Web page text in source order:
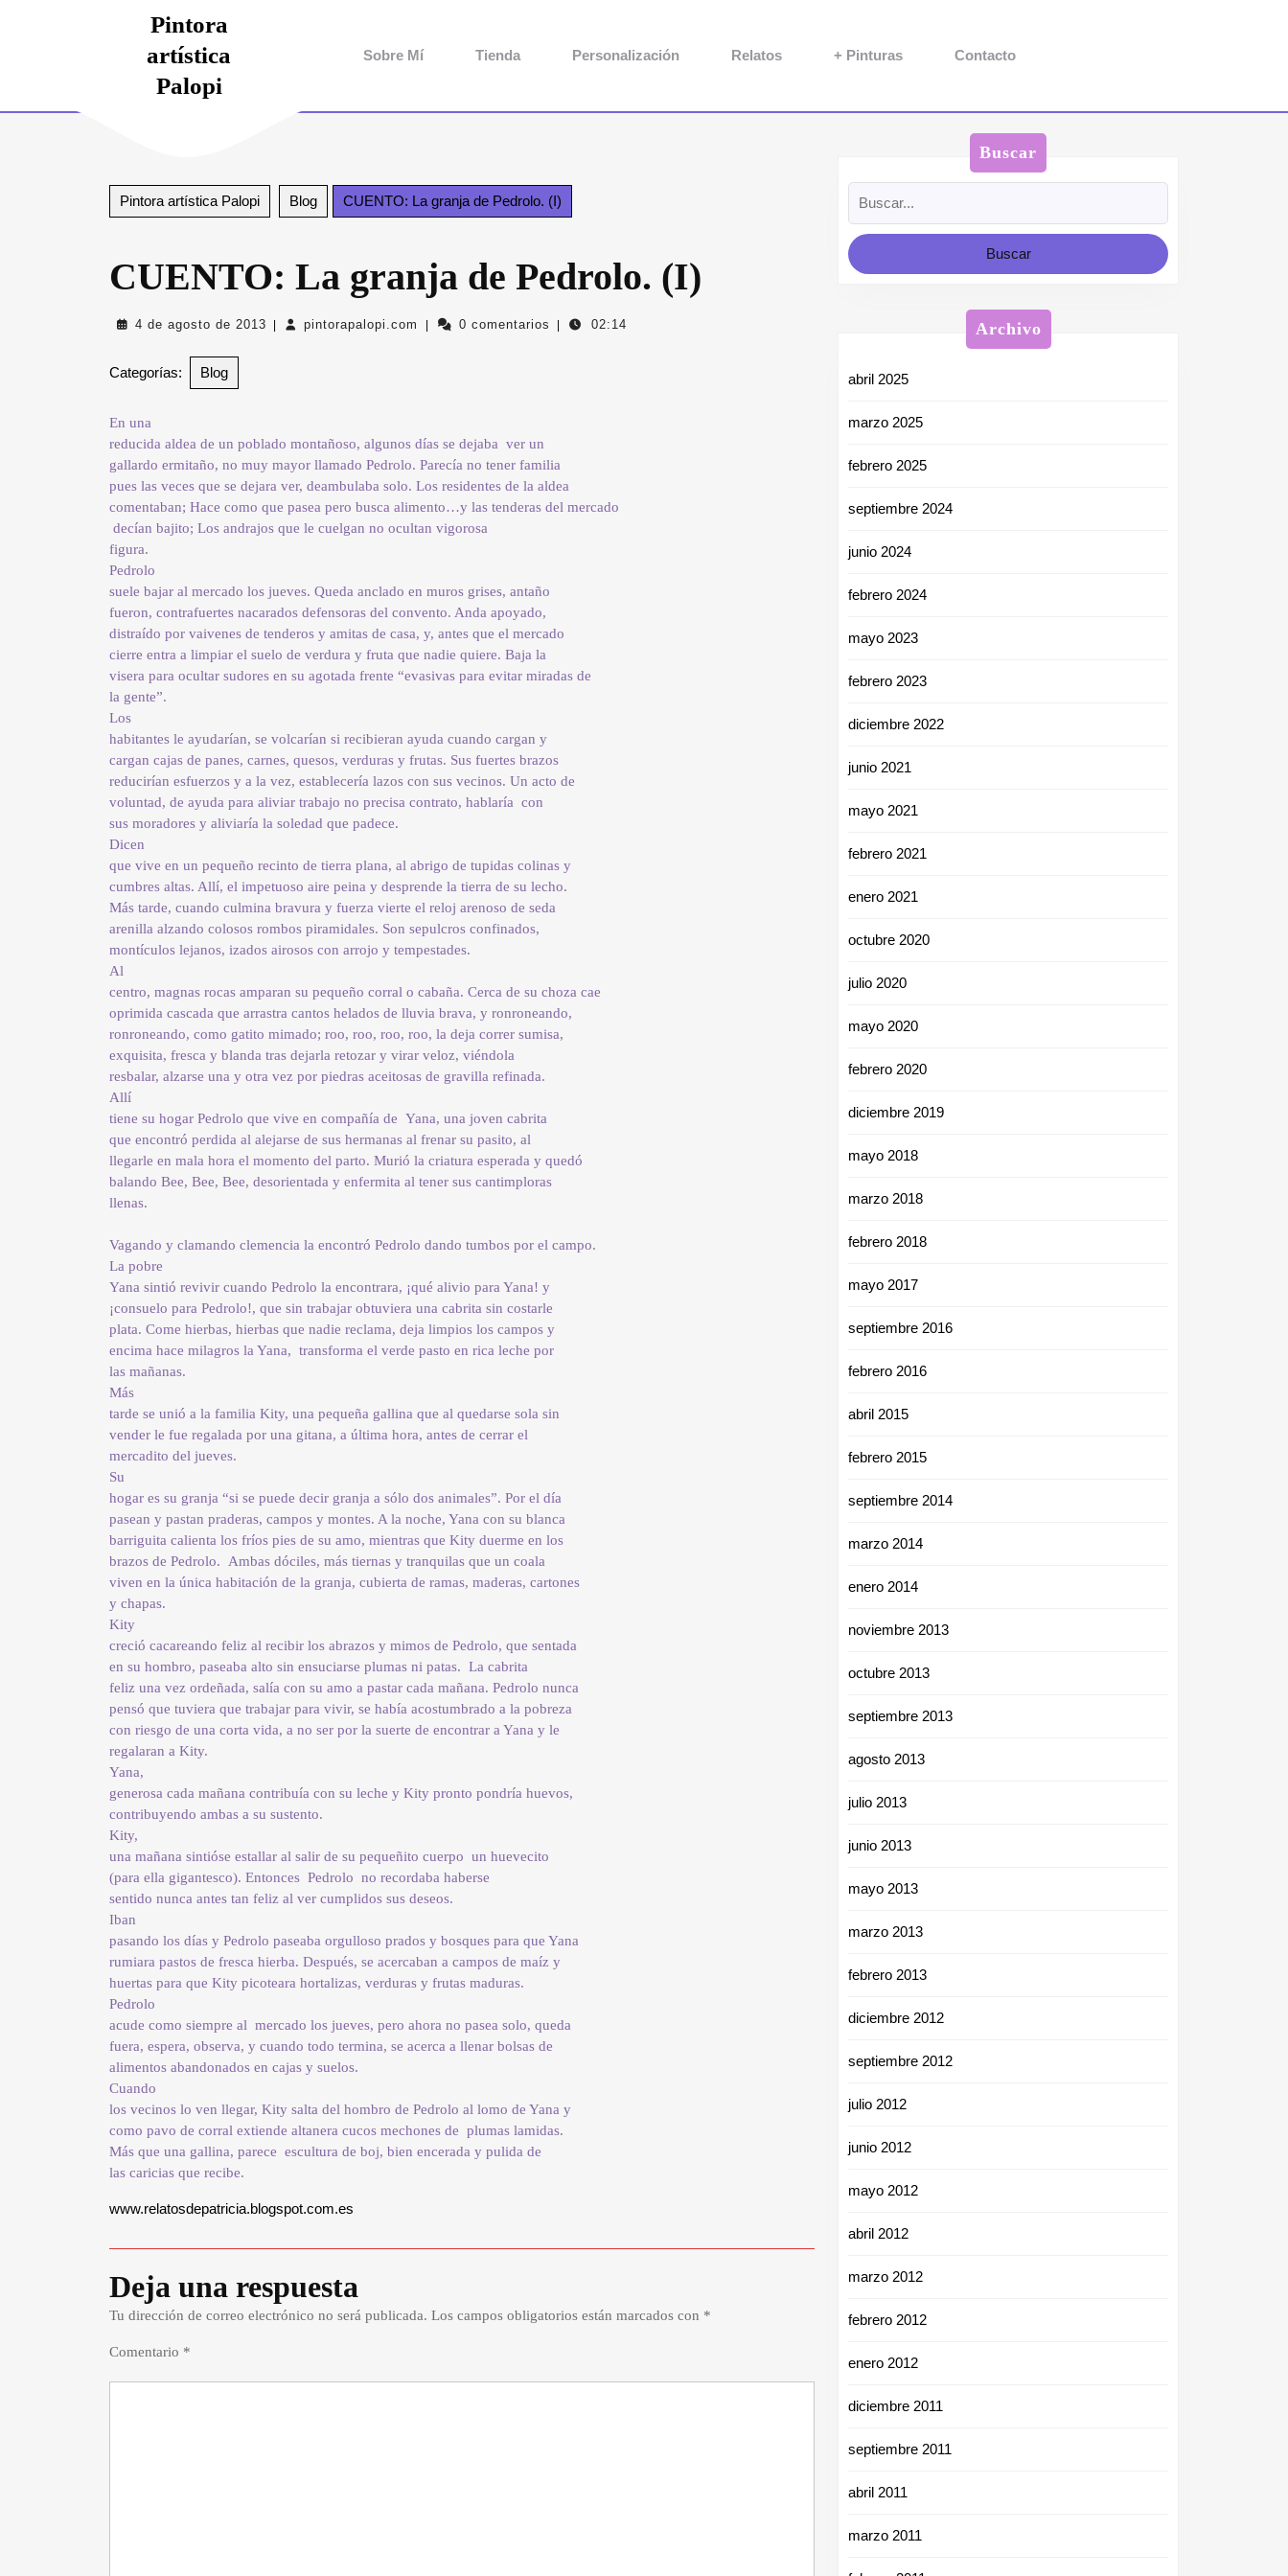
Pintora
artística
Palopi
Sobre Mí Tienda Personalización Relatos + Pinturas Contacto
Pintora artística Palopi Blog CUENTO: La granja de Pedrolo. (I)
CUENTO: La granja de Pedrolo. (I)
4 de agosto de 2013 pintorapalopi.com pintorapalopi.com
0 comentarios 02:14
Categorías: Blog
En una
reducida aldea de un poblado montañoso, algunos días se dejaba ver un
gallardo ermitaño, no muy mayor llamado Pedrolo. Parecía no tener familia
pues las veces que se dejara ver, deambulaba solo. Los residentes de la aldea
comentaban; Hace como que pasea pero busca alimento…y las tenderas del mercado
decían bajito; Los andrajos que le cuelgan no ocultan vigorosa
figura.
Pedrolo
suele bajar al mercado los jueves. Queda anclado en muros grises, antaño
fueron, contrafuertes nacarados defensoras del convento. Anda apoyado,
distraído por vaivenes de tenderos y amitas de casa, y, antes que el mercado
cierre entra a limpiar el suelo de verdura y fruta que nadie quiere. Baja la
visera para ocultar sudores en su agotada frente “evasivas para evitar miradas de
la gente”.
Los
habitantes le ayudarían, se volcarían si recibieran ayuda cuando cargan y
cargan cajas de panes, carnes, quesos, verduras y frutas. Sus fuertes brazos
reducirían esfuerzos y a la vez, establecería lazos con sus vecinos. Un acto de
voluntad, de ayuda para aliviar trabajo no precisa contrato, hablaría con
sus moradores y aliviaría la soledad que padece.
Dicen
que vive en un pequeño recinto de tierra plana, al abrigo de tupidas colinas y
cumbres altas. Allí, el impetuoso aire peina y desprende la tierra de su lecho.
Más tarde, cuando culmina bravura y fuerza vierte el reloj arenoso de seda
arenilla alzando colosos rombos piramidales. Son sepulcros confinados,
montículos lejanos, izados airosos con arrojo y tempestades.
Al
centro, magnas rocas amparan su pequeño corral o cabaña. Cerca de su choza cae
oprimida cascada que arrastra cantos helados de lluvia brava, y ronroneando,
ronroneando, como gatito mimado; roo, roo, roo, roo, la deja correr sumisa,
exquisita, fresca y blanda tras dejarla retozar y virar veloz, viéndola
resbalar, alzarse una y otra vez por piedras aceitosas de gravilla refinada.
Allí
tiene su hogar Pedrolo que vive en compañía de Yana, una joven cabrita
que encontró perdida al alejarse de sus hermanas al frenar su pasito, al
llegarle en mala hora el momento del parto. Murió la criatura esperada y quedó
balando Bee, Bee, Bee, desorientada y enfermita al tener sus cantimploras
llenas.
Vagando y clamando clemencia la encontró Pedrolo dando tumbos por el campo.
La pobre
Yana sintió revivir cuando Pedrolo la encontrara, ¡qué alivio para Yana! y
¡consuelo para Pedrolo!, que sin trabajar obtuviera una cabrita sin costarle
plata. Come hierbas, hierbas que nadie reclama, deja limpios los campos y
encima hace milagros la Yana, transforma el verde pasto en rica leche por
las mañanas.
Más
tarde se unió a la familia Kity, una pequeña gallina que al quedarse sola sin
vender le fue regalada por una gitana, a última hora, antes de cerrar el
mercadito del jueves.
Su
hogar es su granja “si se puede decir granja a sólo dos animales”. Por el día
pasean y pastan praderas, campos y montes. A la noche, Yana con su blanca
barriguita calienta los fríos pies de su amo, mientras que Kity duerme en los
brazos de Pedrolo. Ambas dóciles, más tiernas y tranquilas que un coala
viven en la única habitación de la granja, cubierta de ramas, maderas, cartones
y chapas.
Kity
creció cacareando feliz al recibir los abrazos y mimos de Pedrolo, que sentada
en su hombro, paseaba alto sin ensuciarse plumas ni patas. La cabrita
feliz una vez ordeñada, salía con su amo a pastar cada mañana. Pedrolo nunca
pensó que tuviera que trabajar para vivir, se había acostumbrado a la pobreza
con riesgo de una corta vida, a no ser por la suerte de encontrar a Yana y le
regalaran a Kity.
Yana,
generosa cada mañana contribuía con su leche y Kity pronto pondría huevos,
contribuyendo ambas a su sustento.
Kity,
una mañana sintióse estallar al salir de su pequeñito cuerpo un huevecito
(para ella gigantesco). Entonces Pedrolo no recordaba haberse
sentido nunca antes tan feliz al ver cumplidos sus deseos.
Iban
pasando los días y Pedrolo paseaba orgulloso prados y bosques para que Yana
rumiara pastos de fresca hierba. Después, se acercaban a campos de maíz y
huertas para que Kity picoteara hortalizas, verduras y frutas maduras.
Pedrolo
acude como siempre al mercado los jueves, pero ahora no pasea solo, queda
fuera, espera, observa, y cuando todo termina, se acerca a llenar bolsas de
alimentos abandonados en cajas y suelos.
Cuando
los vecinos lo ven llegar, Kity salta del hombro de Pedrolo al lomo de Yana y
como pavo de corral extiende altanera cucos mechones de plumas lamidas.
Más que una gallina, parece escultura de boj, bien encerada y pulida de
las caricias que recibe.
www.relatosdepatricia.blogspot.com.es
Deja una respuesta
Tu dirección de correo electrónico no será publicada. Los campos obligatorios están marcados con *
Comentario *
Buscar
Archivo
abril 2025
marzo 2025
febrero 2025
septiembre 2024
junio 2024
febrero 2024
mayo 2023
febrero 2023
diciembre 2022
junio 2021
mayo 2021
febrero 2021
enero 2021
octubre 2020
julio 2020
mayo 2020
febrero 2020
diciembre 2019
mayo 2018
marzo 2018
febrero 2018
mayo 2017
septiembre 2016
febrero 2016
abril 2015
febrero 2015
septiembre 2014
marzo 2014
enero 2014
noviembre 2013
octubre 2013
septiembre 2013
agosto 2013
julio 2013
junio 2013
mayo 2013
marzo 2013
febrero 2013
diciembre 2012
septiembre 2012
julio 2012
junio 2012
mayo 2012
abril 2012
marzo 2012
febrero 2012
enero 2012
diciembre 2011
septiembre 2011
abril 2011
marzo 2011